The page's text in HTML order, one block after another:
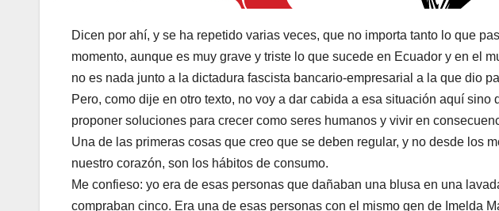
Dicen por ahí, y se ha repetido varias veces, que no importa tanto lo que
momento, aunque es muy grave y triste lo que sucede en Ecuador y en el
no es nada junto a la dictadura fascista bancario-empresarial a la que dio
Pero, como dije en otro texto, no voy a dar cabida a esa situación aquí
proponer soluciones para crecer como seres humanos y vivir en
Una de las primeras cosas que creo que se deben regular, y no desde los
nuestro corazón, son los hábitos de consumo.
Me confieso: yo era de esas personas que dañaban una blusa en una
compraban cinco. Era una de esas personas con el mismo gen de Imelda